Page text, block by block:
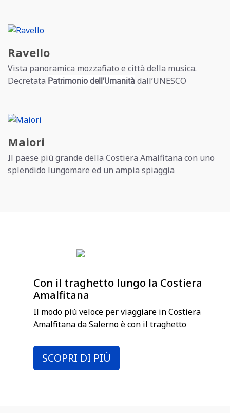
Ravello
Vista panoramica mozzafiato e città della musica.
Decretata Patrimonio dell’Umanitàdall’UNESCO
Maiori
Il paese più grande della Costiera Amalfitana con uno
splendido lungomare ed un ampia spiaggia
Con il traghetto lungo la Costiera
Amalfitana
Il modo più veloce per viaggiare in Costiera
Amalfitana da Salerno è con il traghetto
SCOPRI DI PIÙ